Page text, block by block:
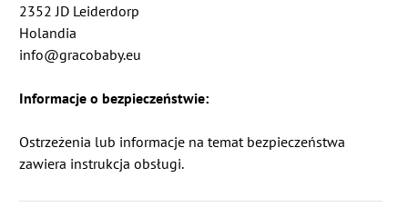
2352 JD Leiderdorp
Holandia
info@gracobaby.eu
Informacje o bezpieczeństwie:
Ostrzeżenia lub informacje na temat bezpieczeństwa
zawiera instrukcja obsługi.